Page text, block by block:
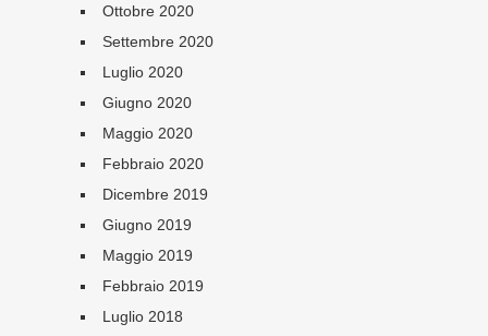
Ottobre 2020
Settembre 2020
Luglio 2020
Giugno 2020
Maggio 2020
Febbraio 2020
Dicembre 2019
Giugno 2019
Maggio 2019
Febbraio 2019
Luglio 2018